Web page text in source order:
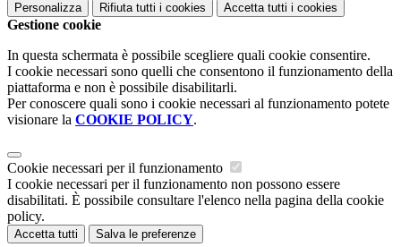
Personalizza Rifiuta tutti i cookies Accetta tutti i cookies
Gestione cookie
In questa schermata è possibile scegliere quali cookie consentire.
I cookie necessari sono quelli che consentono il funzionamento della
piattaforma e non è possibile disabilitarli.
Per conoscere quali sono i cookie necessari al funzionamento potete
visionare la COOKIE POLICY.
Cookie necessari per il funzionamento
I cookie necessari per il funzionamento non possono essere
disabilitati. È possibile consultare l'elenco nella pagina della cookie
policy.
Accetta tutti Salva le preferenze